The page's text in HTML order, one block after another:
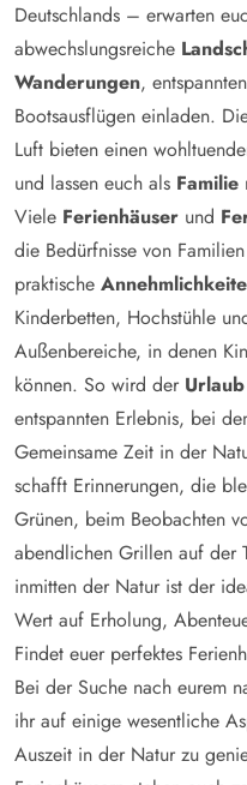
Deutschlands – erwarten
abwechslungsreiche
Wanderungen,
Bootsausflügen einladen.
Luft bieten einen
und lassen euch als Familie
Viele Ferienhäuser und
die Bedürfnisse von
praktische
Kinderbetten, Hochstühle
Außenbereiche, in denen
können. So wird der Urlaub
entspannten Erlebnis, bei
Gemeinsame Zeit in der
schafft Erinnerungen, die
Grünen, beim Beobachten
abendlichen Grillen auf der
inmitten der Natur ist der
Wert auf Erholung,
Findet euer perfektes
Bei der Suche nach eurem
ihr auf einige wesentliche
Auszeit in der Natur zu